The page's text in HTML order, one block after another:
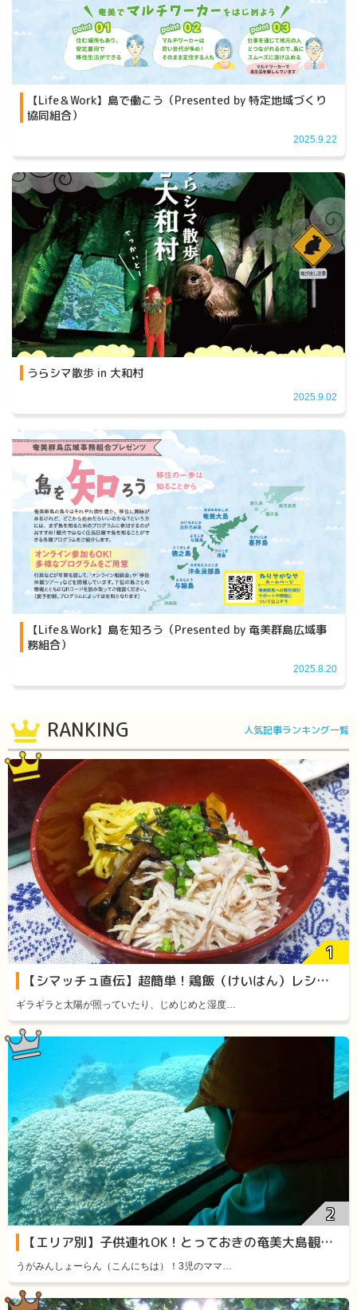
【Life＆Work】島で働こう（Presented by 特定地域づくり
協同組合）
2025.9.22
うらシマ散歩 in 大和村
2025.9.02
【Life＆Work】島を知ろう（Presented by 奄美群島広域事
務組合）
2025.8.20
RANKING 人気記事ランキング一覧
【シマッチュ直伝】超簡単！鶏飯（けいはん）レシピをご紹介します！
ギラギラと太陽が照っていたり、じめじめと湿度…
【エリア別】子供連れOK！とっておきの奄美大島観光スポット11選
うがみんしょーらん（こんにちは）！3児のママ…